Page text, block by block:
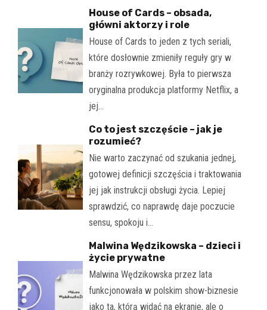
House of Cards – obsada,
główni aktorzy i role
House of Cards to jeden z tych seriali,
które dosłownie zmieniły reguły gry w
branży rozrywkowej. Była to pierwsza
oryginalna produkcja platformy Netflix, a
jej…
Co to jest szczęście – jak je
rozumieć?
Nie warto zaczynać od szukania jednej,
gotowej definicji szczęścia i traktowania
jej jak instrukcji obsługi życia. Lepiej
sprawdzić, co naprawdę daje poczucie
sensu, spokoju i…
Malwina Wędzikowska – dzieci i
życie prywatne
Malwina Wędzikowska przez lata
funkcjonowała w polskim show-biznesie
jako ta, którą widać na ekranie, ale o